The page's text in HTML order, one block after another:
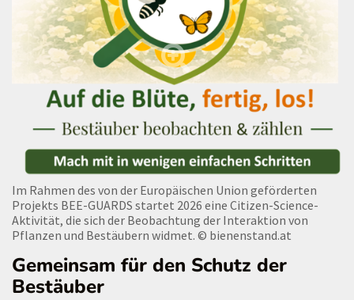
Im Rahmen des von der Europäischen Union geförderten
Projekts BEE-GUARDS startet 2026 eine Citizen-Science-
Aktivität, die sich der Beobachtung der Interaktion von
Pflanzen und Bestäubern widmet. © bienenstand.at
Gemeinsam für den Schutz der
Bestäuber